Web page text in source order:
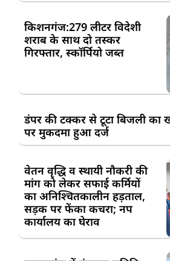
किशनगंज:279 लीटर विदेशी
शराब के साथ दो तस्कर
गिरफ्तार, स्कॉर्पियो जब्त
डंपर की टक्कर से टूटा बिजली
पर मुकदमा हुआ दर्ज
वेतन वृद्धि व स्थायी नौकरी की
मांग को लेकर सफाई कर्मियों
का अनिश्चितकालीन हड़ताल,
सड़क पर फेंका कचरा; नप
कार्यालय का घेराव